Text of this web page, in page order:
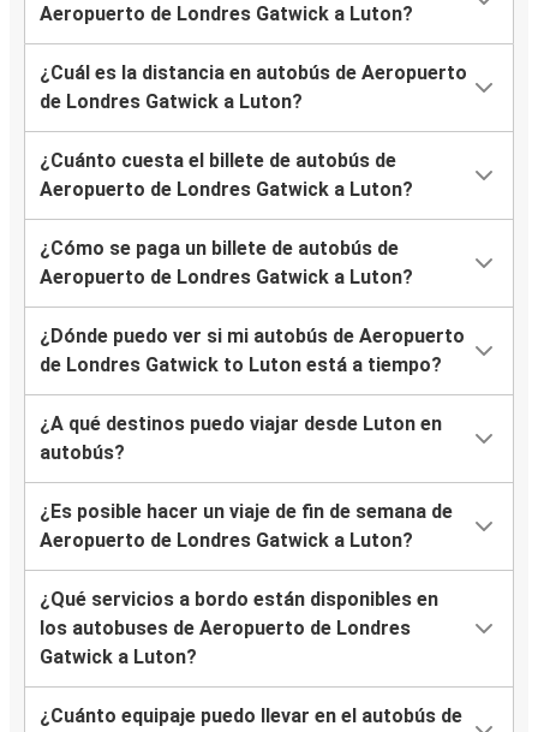
Aeropuerto de Londres Gatwick a Luton?
¿Cuál es la distancia en autobús de Aeropuerto
de Londres Gatwick a Luton?
¿Cuánto cuesta el billete de autobús de
Aeropuerto de Londres Gatwick a Luton?
¿Cómo se paga un billete de autobús de
Aeropuerto de Londres Gatwick a Luton?
¿Dónde puedo ver si mi autobús de Aeropuerto
de Londres Gatwick to Luton está a tiempo?
¿A qué destinos puedo viajar desde Luton en
autobús?
¿Es posible hacer un viaje de fin de semana de
Aeropuerto de Londres Gatwick a Luton?
¿Qué servicios a bordo están disponibles en
los autobuses de Aeropuerto de Londres
Gatwick a Luton?
¿Cuánto equipaje puedo llevar en el autobús de